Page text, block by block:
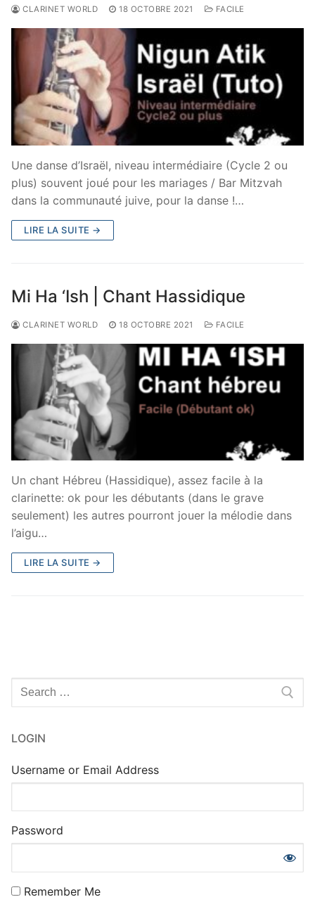
CLARINET WORLD 18 OCTOBRE 2021 FACILE
Une danse d’Israël, niveau intermédiaire (Cycle 2 ou
plus) souvent joué pour les mariages / Bar Mitzvah
dans la communauté juive, pour la danse !…
LIRE LA SUITE →
Mi Ha ‘Ish | Chant Hassidique
CLARINET WORLD 18 OCTOBRE 2021 FACILE
Un chant Hébreu (Hassidique), assez facile à la
clarinette: ok pour les débutants (dans le grave
seulement) les autres pourront jouer la mélodie dans
l’aigu…
LIRE LA SUITE →
Rechercher
LOGIN
Username or Email Address
Password
Remember Me